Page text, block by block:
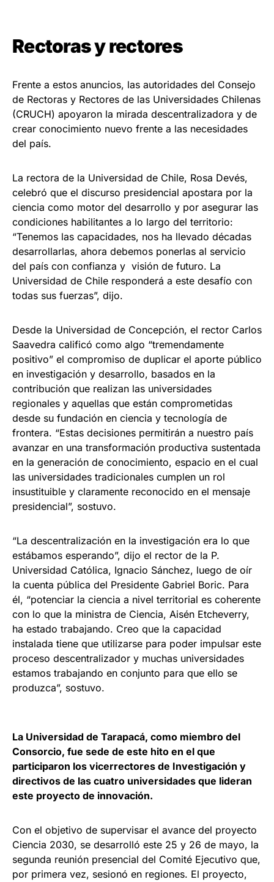
Rectoras y rectores
Frente a estos anuncios, las autoridades del Consejo
de Rectoras y Rectores de las Universidades Chilenas
(CRUCH) apoyaron la mirada descentralizadora y de
crear conocimiento nuevo frente a las necesidades
del país.
La rectora de la Universidad de Chile, Rosa Devés,
celebró que el discurso presidencial apostara por la
ciencia como motor del desarrollo y por asegurar las
condiciones habilitantes a lo largo del territorio:
“Tenemos las capacidades, nos ha llevado décadas
desarrollarlas, ahora debemos ponerlas al servicio
del país con confianza y visión de futuro. La
Universidad de Chile responderá a este desafío con
todas sus fuerzas”, dijo.
Desde la Universidad de Concepción, el rector Carlos
Saavedra calificó como algo “tremendamente
positivo” el compromiso de duplicar el aporte público
en investigación y desarrollo, basados en la
contribución que realizan las universidades
regionales y aquellas que están comprometidas
desde su fundación en ciencia y tecnología de
frontera. “Estas decisiones permitirán a nuestro país
avanzar en una transformación productiva sustentada
en la generación de conocimiento, espacio en el cual
las universidades tradicionales cumplen un rol
insustituible y claramente reconocido en el mensaje
presidencial”, sostuvo.
“La descentralización en la investigación era lo que
estábamos esperando”, dijo el rector de la P.
Universidad Católica, Ignacio Sánchez, luego de oír
la cuenta pública del Presidente Gabriel Boric. Para
él, “potenciar la ciencia a nivel territorial es coherente
con lo que la ministra de Ciencia, Aisén Etcheverry,
ha estado trabajando. Creo que la capacidad
instalada tiene que utilizarse para poder impulsar este
proceso descentralizador y muchas universidades
estamos trabajando en conjunto para que ello se
produzca”, sostuvo.
La Universidad de Tarapacá, como miembro del
Consorcio, fue sede de este hito en el que
participaron los vicerrectores de Investigación y
directivos de las cuatro universidades que lideran
este proyecto de innovación.
Con el objetivo de supervisar el avance del proyecto
Ciencia 2030, se desarrolló este 25 y 26 de mayo, la
segunda reunión presencial del Comité Ejecutivo que,
por primera vez, sesionó en regiones. El proyecto,